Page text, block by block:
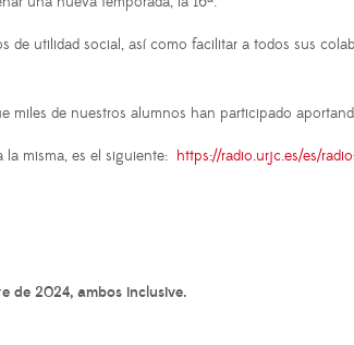
utilidad social, así como facilitar a todos sus
de nuestros alumnos han participado
misma, es el siguiente: https://radio.urjc.es/es/
de 2024, ambos inclusive.